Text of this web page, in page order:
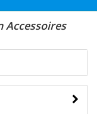
Accessoires